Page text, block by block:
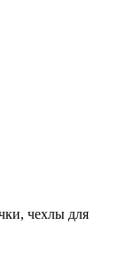
чехлы для